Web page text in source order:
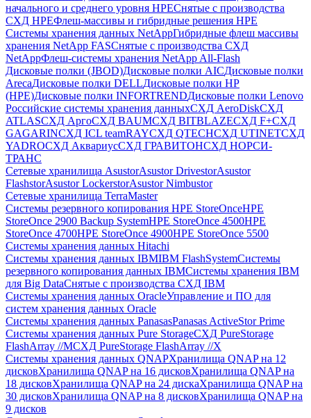
начального и среднего уровня HPEСнятые с производства
СХД HPEФлеш-массивы и гибридные решения HPE
Cистемы хранения данных NetAppГибридные флеш массивы
хранения NetApp FASСнятые с производства СХД
NetAppФлеш-системы хранения NetApp All-Flash
Дисковые полки (JBOD)Дисковые полки AICДисковые полки
ArecaДисковые полки DELLДисковые полки HP
(HPE)Дисковые полки INFORTRENDДисковые полки Lenovo
Российские системы хранения данныхСХД AeroDiskСХД
ATLASСХД AргоСХД BAUMСХД BITBLAZEСХД F+СХД
GAGARINСХД ICL teamRAYСХД QTECHСХД UTINETСХД
YADROСХД АквариусСХД ГРАВИТОНСХД НОРСИ-
ТРАНС
Сетевые хранилища AsustorAsustor DrivestorAsustor
FlashstorAsustor LockerstorAsustor Nimbustor
Сетевые хранилища TerraMaster
Системы резервного копирования HPE StoreOnceHPE
StoreOnce 2900 Backup SystemHPE StoreOnce 4500HPE
StoreOnce 4700HPE StoreOnce 4900HPE StoreOnce 5500
Системы хранения данных Hitachi
Системы хранения данных IBMIBM FlashSystemСистемы
резервного копирования данных IBMСистемы хранения IBM
для Big DataСнятые с производства СХД IBM
Системы хранения данных OracleУправление и ПО для
систем хранения данных Oracle
Системы хранения данных PanasasPanasas ActiveStor Prime
Системы хранения данных Pure StorageСХД PureStorage
FlashArray //MСХД PureStorage FlashArray //X
Системы хранения данных QNAPХранилища QNAP на 12
дисковХранилища QNAP на 16 дисковХранилища QNAP на
18 дисковХранилища QNAP на 24 дискаХранилища QNAP на
30 дисковХранилища QNAP на 8 дисковХранилища QNAP на
9 дисков